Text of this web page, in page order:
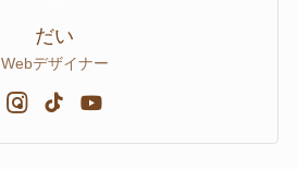
だい
Webデザイナー